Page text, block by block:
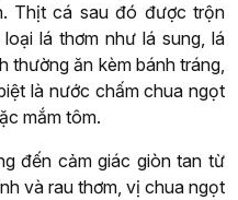
Thịt cá sau đó được trộn
lá thơm như lá sung, lá
thường ăn kèm bánh tráng,
là nước chấm chua ngọt
mắm tôm.
đến cảm giác giòn tan từ
và rau thơm, vị chua ngọt